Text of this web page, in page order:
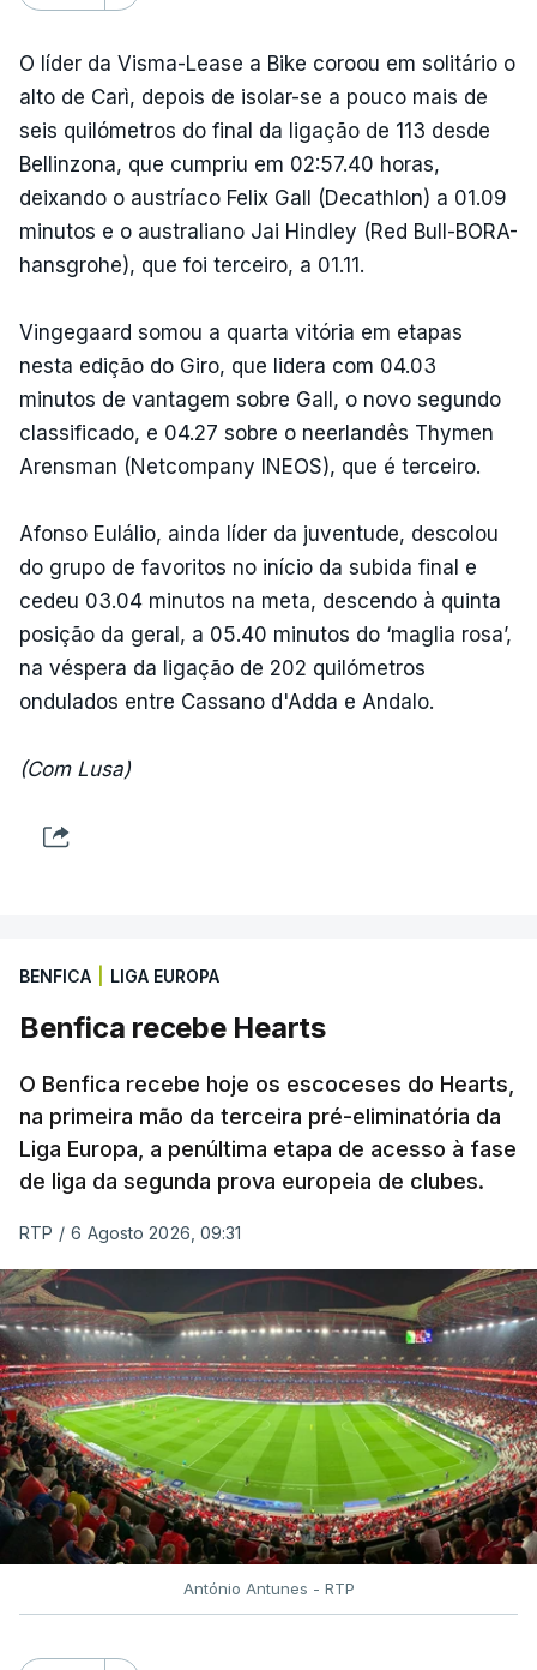
O líder da Visma-Lease a Bike coroou em solitário o
alto de Carì, depois de isolar-se a pouco mais de
seis quilómetros do final da ligação de 113 desde
Bellinzona, que cumpriu em 02:57.40 horas,
deixando o austríaco Felix Gall (Decathlon) a 01.09
minutos e o australiano Jai Hindley (Red Bull-BORA-
hansgrohe), que foi terceiro, a 01.11.
Vingegaard somou a quarta vitória em etapas
nesta edição do Giro, que lidera com 04.03
minutos de vantagem sobre Gall, o novo segundo
classificado, e 04.27 sobre o neerlandês Thymen
Arensman (Netcompany INEOS), que é terceiro.
Afonso Eulálio, ainda líder da juventude, descolou
do grupo de favoritos no início da subida final e
cedeu 03.04 minutos na meta, descendo à quinta
posição da geral, a 05.40 minutos do ‘maglia rosa’,
na véspera da ligação de 202 quilómetros
ondulados entre Cassano d'Adda e Andalo.
(Com Lusa)
BENFICA LIGA EUROPA
Benfica recebe Hearts
O Benfica recebe hoje os escoceses do Hearts,
na primeira mão da terceira pré-eliminatória da
Liga Europa, a penúltima etapa de acesso à fase
de liga da segunda prova europeia de clubes.
RTP / 6 Agosto 2026, 09:31
António Antunes - RTP